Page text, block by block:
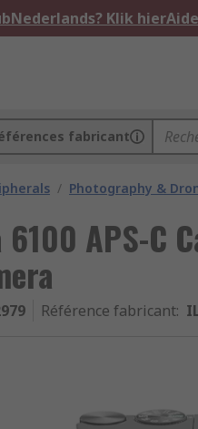
Nederlands? Klik hier
fabricant
/ Photography &
APS-C
Référence fabricant: